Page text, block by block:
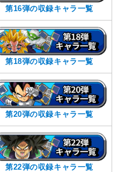
第16弾の収録キャラ一覧
第18弾の収録キャラ一覧
第20弾の収録キャラ一覧
第22弾の収録キャラ一覧